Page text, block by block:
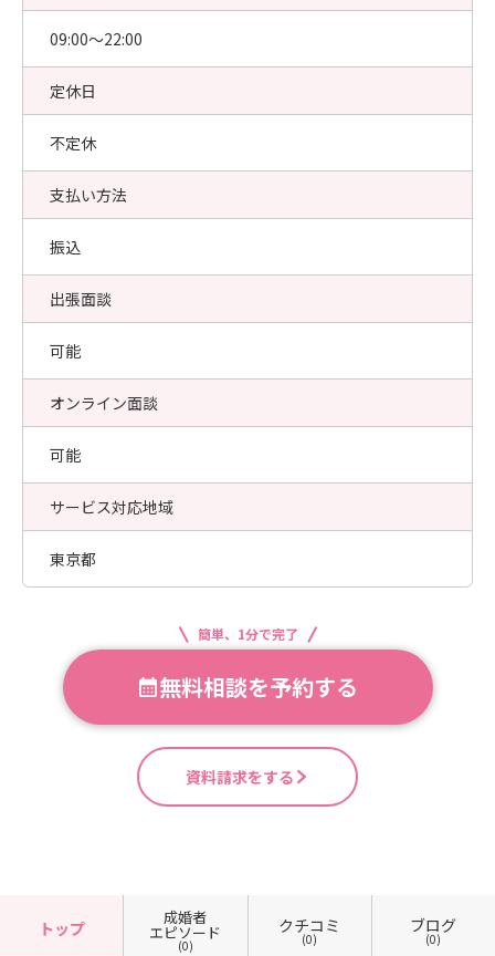
09:00〜22:00
定休日
不定休
支払い方法
振込
出張面談
可能
オンライン面談
可能
サービス対応地域
東京都
簡単、1分で完了
無料相談を予約する
資料請求をする
トップ
成婚者
エピソード
(0)
クチコミ
(0)
ブログ
(0)